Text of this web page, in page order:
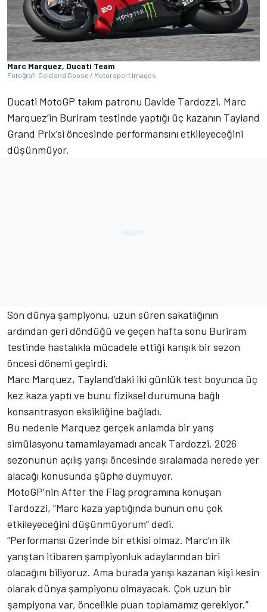
Marc Marquez, Ducati Team
Fotoğraf: Gold and Goose / Motorsport Images
Ducati MotoGP takım patronu Davide Tardozzi, Marc
Marquez’in Buriram testinde yaptığı üç kazanın Tayland
Grand Prix’si öncesinde performansını etkileyeceğini
düşünmüyor.
Son dünya şampiyonu, uzun süren sakatlığının
ardından geri döndüğü ve geçen hafta sonu Buriram
testinde hastalıkla mücadele ettiği karışık bir sezon
öncesi dönemi geçirdi.
Marc Marquez, Tayland’daki iki günlük test boyunca üç
kez kaza yaptı ve bunu fiziksel durumuna bağlı
konsantrasyon eksikliğine bağladı.
Bu nedenle Marquez gerçek anlamda bir yarış
simülasyonu tamamlayamadı ancak Tardozzi, 2026
sezonunun açılış yarışı öncesinde sıralamada nerede yer
alacağı konusunda şüphe duymuyor.
MotoGP’nin After the Flag programına konuşan
Tardozzi, “Marc kaza yaptığında bunun onu çok
etkileyeceğini düşünmüyorum” dedi.
“Performansı üzerinde bir etkisi olmaz. Marc’ın ilk
yarıştan itibaren şampiyonluk adaylarından biri
olacağını biliyoruz. Ama burada yarışı kazanan kişi kesin
olarak dünya şampiyonu olmayacak. Çok uzun bir
şampiyona var, öncelikle puan toplamamız gerekiyor.”